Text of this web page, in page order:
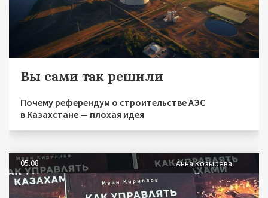
Вы сами так решили
Почему референдум о строительстве АЭС
в Казахстане — плохая идея
05.08 Анна Козырева